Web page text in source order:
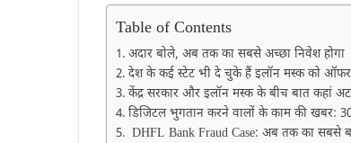
Table of Contents
अदार बोले, अब तक का सबसे अच्छा निवेश होगा
देश के कई स्टेट भी दे चुके हैं इलॉन मस्क को ऑफर
केंद्र सरकार और इलॉन मस्क के बीच बात कहां
डिजिटल भुगतान करने वालों के काम की खबर:
DHFL Bank Fraud Case: अब तक का सबसे